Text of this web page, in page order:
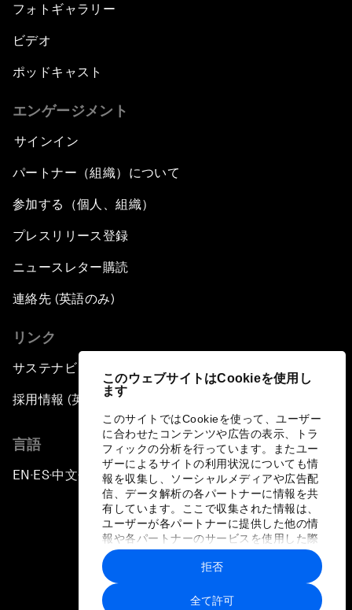
このウェブサイトはCookieを使用し
ます
このサイトではCookieを使って、ユーザー
に合わせたコンテンツや広告の表示、トラ
フィックの分析を行っています。またユー
ザーによるサイトの利用状況についても情
報を収集し、ソーシャルメディアや広告配
信、データ解析の各パートナーに情報を共
有しています。ここで収集された情報は、
ユーザーが各パートナーに提供した他の情
報や各パートナーのサービスを使用した際
に収集された情報と組み合わされ、各パー
トナーによって使用されることがありま
す。
全て許可
拒否
フォトギャラリー
ビデオ
ポッドキャスト
エンゲージメント
サインイン
パートナー（組織）について
参加する（個人、組織）
プレスリリース登録
ニュースレター購読
連絡先 (英語のみ)
リンク
サステナビリティへの取り組み
採用情報 (英語のみ)
言語
EN ▪ES▪中文▪ 日本語
プライバシーポリシーと利用規約